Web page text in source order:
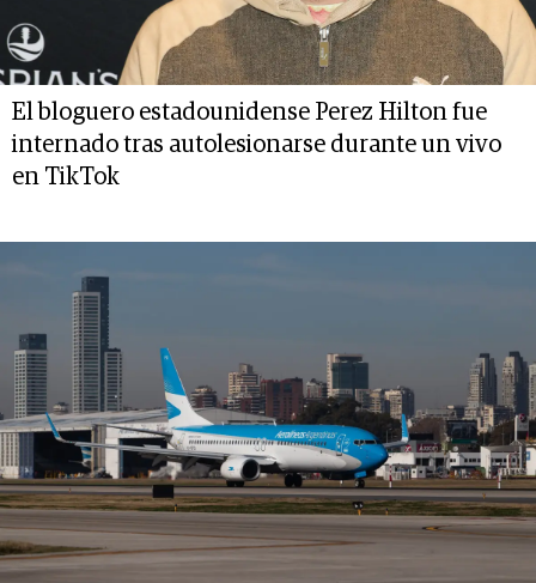
El bloguero estadounidense Perez Hilton fue
internado tras autolesionarse durante un vivo
en TikTok